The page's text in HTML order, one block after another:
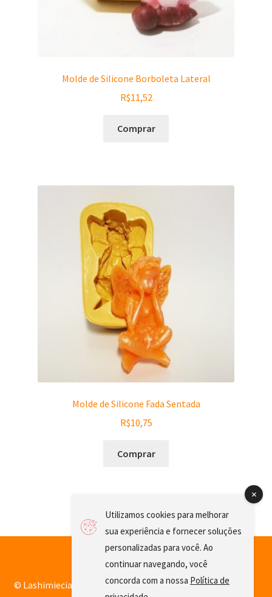
Molde de Silicone Borboleta Lateral
R$11,52
Comprar
Molde de Silicone Fada Sentada
R$10,75
Comprar
© Lashimiecia 2026
Utilizamos cookies para melhorar
sua experiência e fornecer soluções
personalizadas para você. Ao
continuar navegando, você
concorda com a nossa Política de